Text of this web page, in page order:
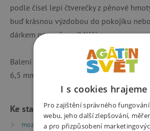
podle čísel lepí čtverečky z pěnové
buď krásnou výzdobou do pokojíku
dárkem pro vaše nejbližší.
Balení obsahuje dva základy obrázků,
6,5 mm), návod.
Ke stažení
mozaikanavod.compressed | PDF | 0.77 MB
I s cookies
Pro zajištění správného
webu, jeho další zlepšování,
a pro přizpůsobení